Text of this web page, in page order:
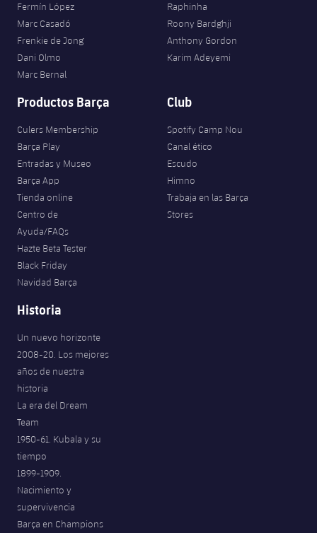
Fermín López
Marc Casadó
Frenkie de Jong
Dani Olmo
Marc Bernal
Raphinha
Roony Bardghji
Anthony Gordon
Karim Adeyemi
Productos Barça
Culers Membership
Barça Play
Entradas y Museo
Barça App
Tienda online
Centro de
Ayuda/FAQs
Hazte Beta Tester
Black Friday
Navidad Barça
Club
Spotify Camp Nou
Canal ético
Escudo
Himno
Trabaja en las Barça
Stores
Historia
Un nuevo horizonte
2008-20. Los mejores
años de nuestra
historia
La era del Dream
Team
1950-61. Kubala y su
tiempo
1899-1909.
Nacimiento y
supervivencia
Barça en Champions